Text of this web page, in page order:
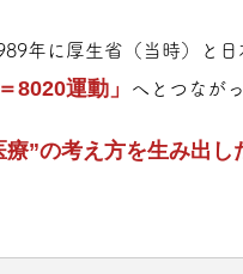
年に厚生省（当時）と
8020運動」 へとつながっ
療”の考え方を生み出し